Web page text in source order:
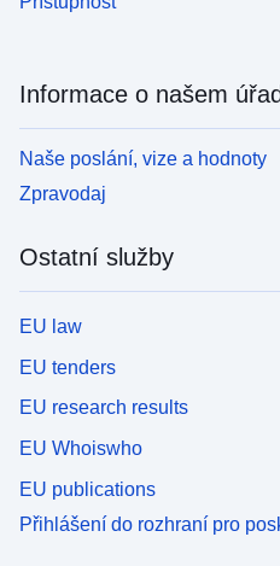
Informace o našem
Naše poslání, vize a hodnoty
Zpravodaj
Ostatní služby
EU law
EU tenders
EU research results
EU Whoiswho
EU publications
Přihlášení do rozhraní pro